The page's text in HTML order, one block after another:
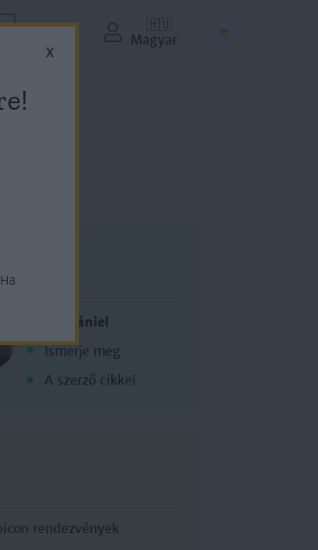
🇭🇺
Magyar
Varga Dániel
Ismerje meg
A szerző cikkei
rendezvények
X
Ha